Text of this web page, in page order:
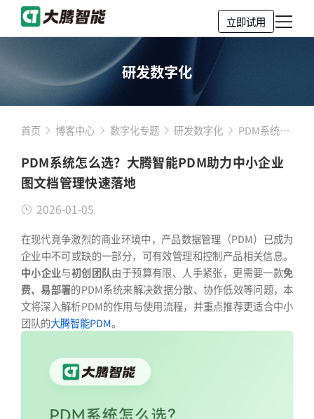
立即试用
研发数字化
首页 博客中心 数字化专题 研发数字化
PDM系统怎
智能PDM助
PDM系统怎么选？大腾智能PDM助力中小企业
图文档管理快速落地
2026-01-05
在现代竞争激烈的商业环境中，产品数据管理（PDM）已成为
企业中不可或缺的一部分，可有效管理和控制产品相关信息。
中小企业与初创团队由于预算有限、人手紧张，更需要一款免
费、易部署的PDM系统来解决数据分散、协作低效等问题，本
文将深入解析PDM的作用与使用流程，并重点推荐更适合中小
团队的大腾智能PDM。